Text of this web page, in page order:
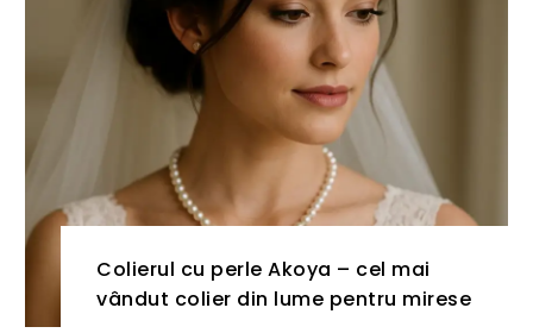
Colierul cu perle Akoya – cel mai
vândut colier din lume pentru mirese